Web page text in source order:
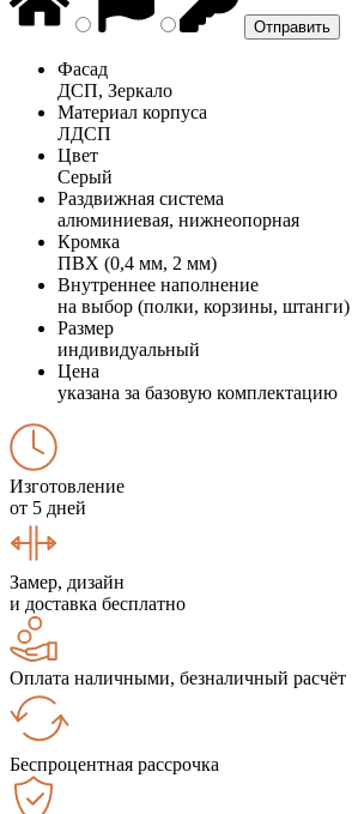
Фасад
ДСП, Зеркало
Материал корпуса
ЛДСП
Цвет
Серый
Раздвижная система
алюминиевая, нижнеопорная
Кромка
ПВХ (0,4 мм, 2 мм)
Внутреннее наполнение
на выбор (полки, корзины, штанги)
Размер
индивидуальный
Цена
указана за базовую комплектацию
Изготовление
от 5 дней
Замер, дизайн
и доставка бесплатно
Оплата наличными, безналичный расчёт
Беспроцентная рассрочка